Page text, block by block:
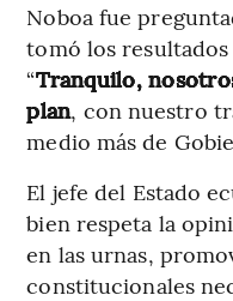
Noboa fue
tomó los
“Tranquilo,
plan, con nuestro
medio más de
El jefe del Estado
bien respeta la
en las urnas,
constitucionales